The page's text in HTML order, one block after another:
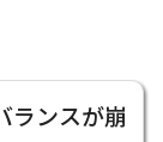
ランスが崩